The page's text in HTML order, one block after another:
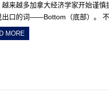
越来越多加拿大经济学家开始谨慎
出口的词——Bottom（底部）。
MORE